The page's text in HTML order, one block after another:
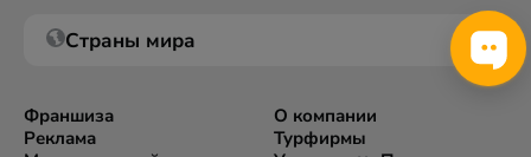
Страны мира
Франшиза
Реклама
О компании
Турфирмы